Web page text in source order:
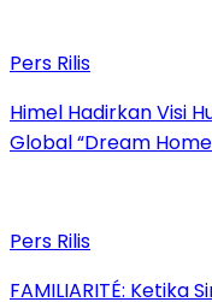
Pers Rilis
Himel Hadirkan Visi
Global “Dream
Pers Rilis
FAMILIARITÉ: